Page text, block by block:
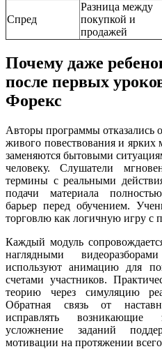
Спред
Разница между
покупкой и
продажей
Почему даже
после первых
Форекс
Авторы программы отказались
живого повествования и
заменяются бытовыми
человеку. Слушатели
термины с реальными
подачи материала
барьер перед обучением.
торговлю как логичную игру с
Каждый модуль
наглядными
используют анимацию для
счетами участников.
теорию через симуляцию
Обратная связь от
исправлять возникающие
усложнение заданий
мотивации на протяжении